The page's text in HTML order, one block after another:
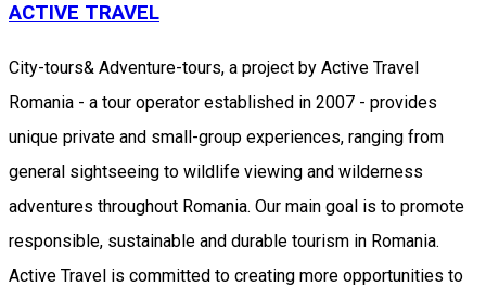
ACTIVE TRAVEL
City-tours& Adventure-tours, a project by Active Travel
Romania - a tour operator established in 2007 - provides
unique private and small-group experiences, ranging from
general sightseeing to wildlife viewing and wilderness
adventures throughout Romania. Our main goal is to promote
responsible, sustainable and durable tourism in Romania.
Active Travel is committed to creating more opportunities to